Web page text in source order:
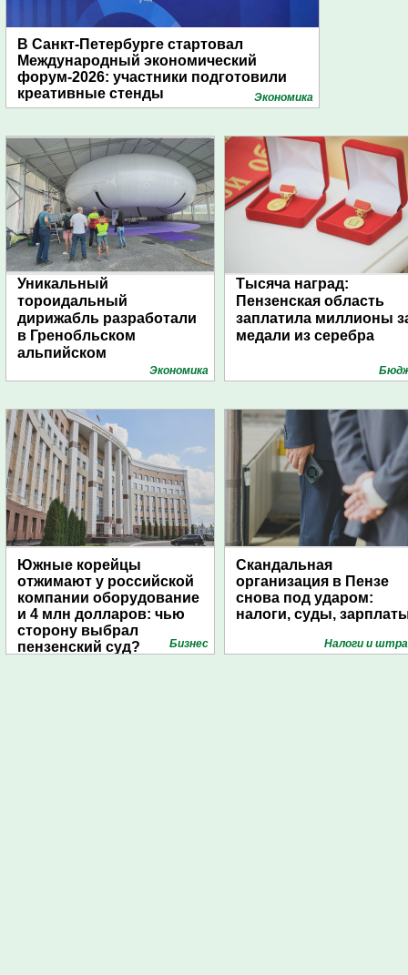
В Санкт-Петербурге стартовал
Международный экономический
форум-2026: участники подготовили
креативные стенды
Экономика
Уникальный
тороидальный
дирижабль разработали
в Гренобльском
альпийском
Экономика
Тысяча наград:
Пензенская область
заплатила миллионы
медали из серебра
Южные корейцы
отжимают у российской
компании оборудование
и 4 млн долларов: чью
сторону выбрал
пензенский суд?
Бизнес
Скандальная
организация в Пензе
снова под ударом:
налоги, суды,
Налоги и